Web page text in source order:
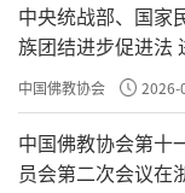
中央统战部、国家
族团结进步促进法
聚力向心力
中国佛教协会 2026-
中国佛教协会第十
员会第二次会议在